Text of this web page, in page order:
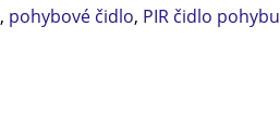
, pohybové čidlo, PIR čidlo pohybu